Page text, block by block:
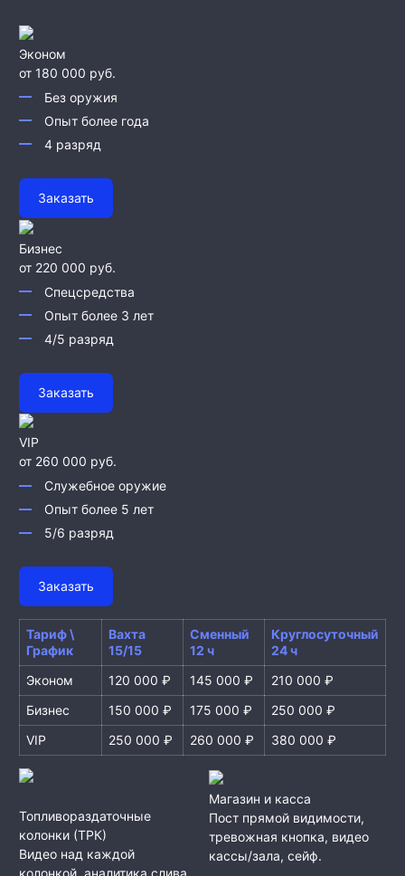
Эконом
от 180 000 руб.
Без оружия
Опыт более года
4 разряд
Заказать
Бизнес
от 220 000 руб.
Спецсредства
Опыт более 3 лет
4/5 разряд
Заказать
VIP
от 260 000 руб.
Служебное оружие
Опыт более 5 лет
5/6 разряд
Заказать
Тариф \
График
Вахта
15/15
Сменный
12 ч
Круглосуточный
24 ч
Эконом
120 000 ₽ 145 000 ₽
210 000 ₽
Бизнес
150 000 ₽ 175 000 ₽
250 000 ₽
VIP
250 000 ₽ 260 000 ₽ 380 000 ₽
Топливораздаточные
колонки (ТРК)
Видео над каждой
Магазин и касса
Пост прямой видимости,
тревожная кнопка, видео
кассы/зала, сейф.